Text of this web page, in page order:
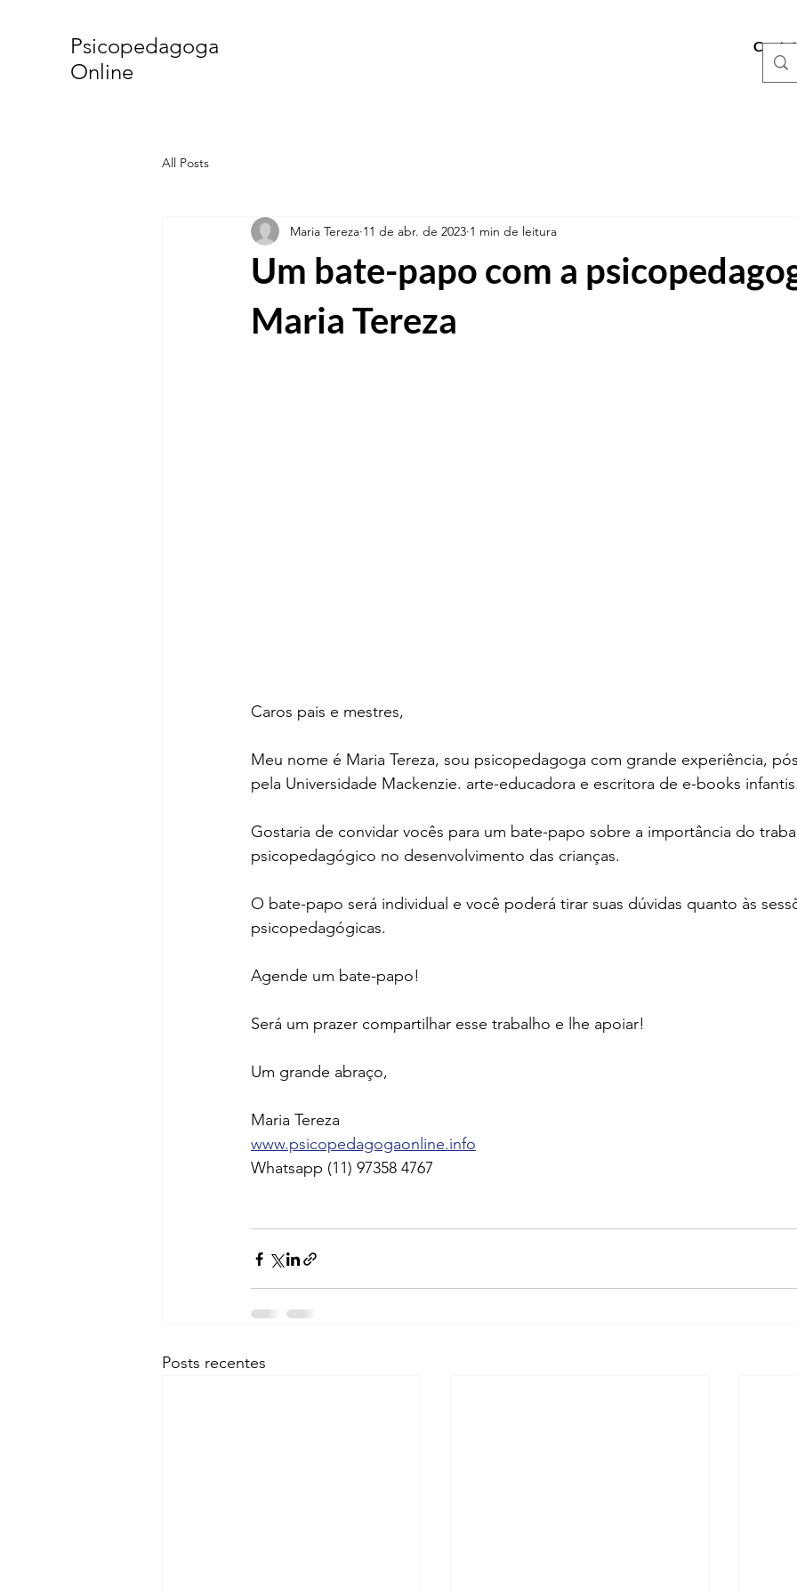
Psicopedagoga
Online
All Posts
Um bate-papo com a
Maria Tereza
Maria Tereza 11 de abr. de 2023 1 min de leitura
Caros pais e mestres,
Meu nome é Maria Tereza, sou psicopedagoga com grande experiência,
pela Universidade Mackenzie. arte-educadora e escritora de e-books infantis.
Gostaria de convidar vocês para um bate-papo sobre a importância do
psicopedagógico no desenvolvimento das crianças.
O bate-papo será individual e você poderá tirar suas dúvidas quanto às
psicopedagógicas.
Agende um bate-papo!
Será um prazer compartilhar esse trabalho e lhe apoiar!
Um grande abraço,
Maria Tereza
www.psicopedagogaonline.info
Whatsapp (11) 97358 4767
Posts recentes